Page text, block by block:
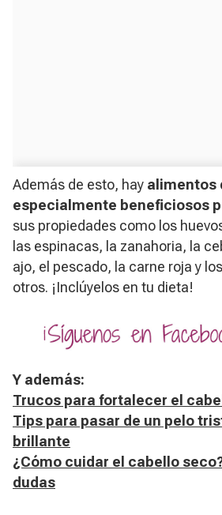
Además de esto, hay alimentos
especialmente beneficiosos
sus propiedades como los
las espinacas, la zanahoria, la
ajo, el pescado, la carne roja y
otros. ¡Inclúyelos en tu dieta!
Y además:
Trucos para fortalecer el
Tips para pasar de un pelo
brillante
¿Cómo cuidar el cabello
dudas